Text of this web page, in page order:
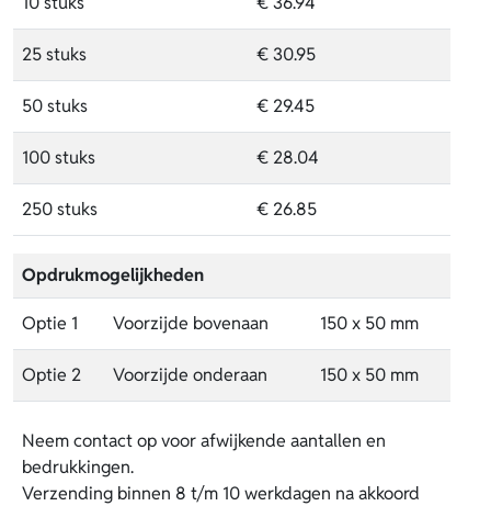
25 stuks € 30.95
50 stuks € 29.45
100 stuks € 28.04
250 stuks € 26.85
Opdrukmogelijkheden
Optie 1 Voorzijde bovenaan 150 x 50 mm
Optie 2 Voorzijde onderaan 150 x 50 mm
Neem contact op voor afwijkende aantallen en
bedrukkingen.
Verzending binnen 8 t/m 10 werkdagen na akkoord